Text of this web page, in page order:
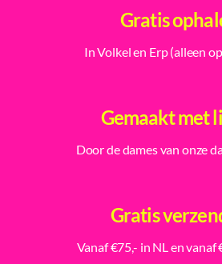
Gratis
In Volkel en Erp (alleen
Gemaakt met
Door de dames van onze
Gratis
Vanaf €75,- in NL en vanaf